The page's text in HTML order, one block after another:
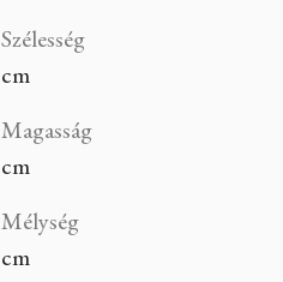
Szélesség
cm
Magasság
cm
Mélység
cm